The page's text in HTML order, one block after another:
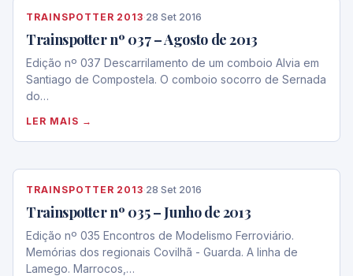
TRAINSPOTTER 2013·28 Set 2016
Trainspotter nº 037 – Agosto de 2013
Edição nº 037 Descarrilamento de um comboio Alvia em
Santiago de Compostela. O comboio socorro de Sernada
do…
LER MAIS →
TRAINSPOTTER 2013·28 Set 2016
Trainspotter nº 035 – Junho de 2013
Edição nº 035 Encontros de Modelismo Ferroviário.
Memórias dos regionais Covilhã - Guarda. A linha de
Lamego. Marrocos,…